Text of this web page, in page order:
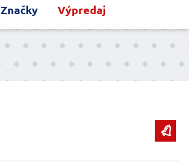
Značky Výpredaj
